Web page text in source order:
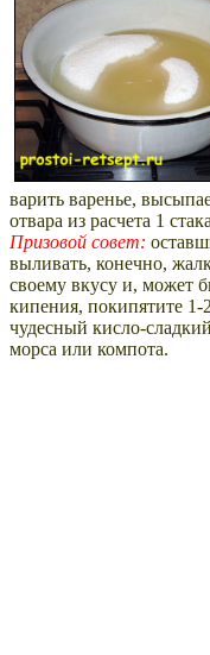
варить варенье,
отвара из расчета 1
Призовой совет:
выливать, конечно,
своему вкусу и, может
кипения, покипятите
чудесный кисло-
морса или компота.